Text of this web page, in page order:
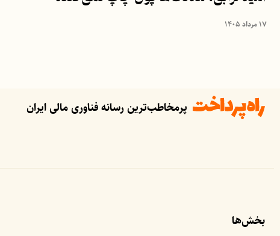
۱۷ مرداد ۱۴۰۵
پرمخاطب‌ترین رسانه فناوری مالی ایران
بخش‌ها